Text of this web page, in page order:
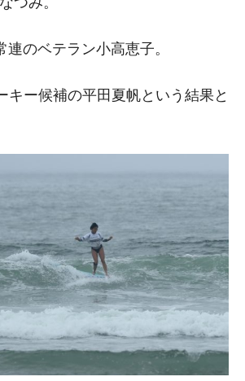
のベテラン小高恵子。
キー候補の平田夏帆という結果と